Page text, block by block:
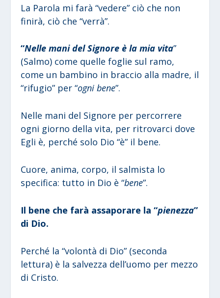
La Parola mi farà “vedere” ciò che non
finirà, ciò che “verrà”.
“Nelle mani del Signore è la mia vita”
(Salmo) come quelle foglie sul ramo,
come un bambino in braccio alla madre, il
“rifugio” per “ogni bene”.
Nelle mani del Signore per percorrere
ogni giorno della vita, per ritrovarci dove
Egli è, perché solo Dio “è” il bene.
Cuore, anima, corpo, il salmista lo
specifica: tutto in Dio è “bene”.
Il bene che farà assaporare la “pienezza”
di Dio.
Perché la “volontà di Dio” (seconda
lettura) è la salvezza dell’uomo per mezzo
di Cristo.